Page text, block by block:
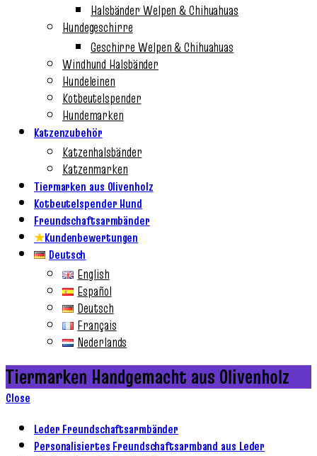
Halsbänder Welpen & Chihuahuas
Hundegeschirre
Geschirre Welpen & Chihuahuas
Windhund Halsbänder
Hundeleinen
Kotbeutelspender
Hundemarken
Katzenzubehör
Katzenhalsbänder
Katzenmarken
Tiermarken aus Olivenholz
Kotbeutelspender Hund
Freundschaftsarmbänder
★Kundenbewertungen
Deutsch
English
Español
Deutsch
Français
Nederlands
Tiermarken Handgemacht aus Olivenholz
Close
Leder Freundschaftsarmbänder
Personalisiertes Freundschaftsarmband aus Leder